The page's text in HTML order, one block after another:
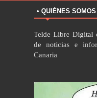
• QUIÉNES SOMOS
Telde Libre Digital
de noticias e
Canaria